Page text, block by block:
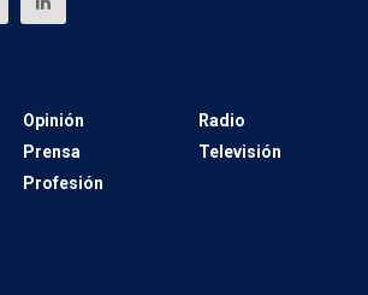
Opinión
Prensa
Profesión
Radio
Televisión